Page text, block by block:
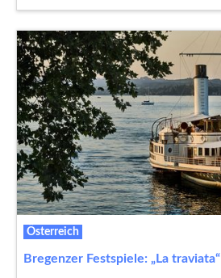
Österreich
Bregenzer Festspiele: „La traviata“